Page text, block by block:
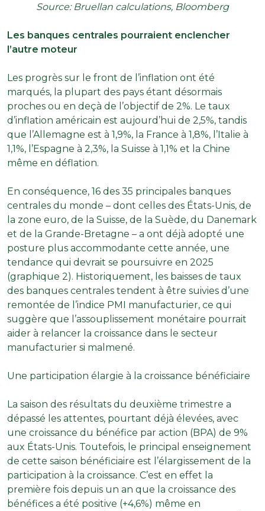
Source: Bruellan calculations, Bloomberg
Les banques centrales pourraient enclencher
l’autre moteur
Les progrès sur le front de l’inflation ont été
marqués, la plupart des pays étant désormais
proches ou en deçà de l’objectif de 2%. Le taux
d’inflation américain est aujourd’hui de 2,5%, tandis
que l’Allemagne est à 1,9%, la France à 1,8%, l’Italie à
1,1%, l’Espagne à 2,3%, la Suisse à 1,1% et la Chine
même en déflation.
En conséquence, 16 des 35 principales banques
centrales du monde – dont celles des États-Unis, de
la zone euro, de la Suisse, de la Suède, du Danemark
et de la Grande-Bretagne – a ont déjà adopté une
posture plus accommodante cette année, une
tendance qui devrait se poursuivre en 2025
(graphique 2). Historiquement, les baisses de taux
des banques centrales tendent à être suivies d’une
remontée de l’indice PMI manufacturier, ce qui
suggère que l’assouplissement monétaire pourrait
aider à relancer la croissance dans le secteur
manufacturier si malmené.
Une participation élargie à la croissance bénéficiaire
La saison des résultats du deuxième trimestre a
dépassé les attentes, pourtant déjà élevées, avec
une croissance du bénéfice par action (BPA) de 9%
aux États-Unis. Toutefois, le principal enseignement
de cette saison bénéficiaire est l’élargissement de la
participation à la croissance. C’est en effet la
première fois depuis un an que la croissance des
bénéfices a été positive (+4,6%) même en